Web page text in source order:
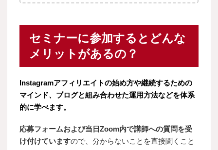
セミナーに参加するとどんな
メリットがあるの？
Instagramアフィリエイトの始め方や継続するための
マインド、ブログと組み合わせた運用方法などを体系
的に学べます。
応募フォームおよび当日Zoom内で講師への質問を受
け付けていますので、分からないことを直接聞くこと